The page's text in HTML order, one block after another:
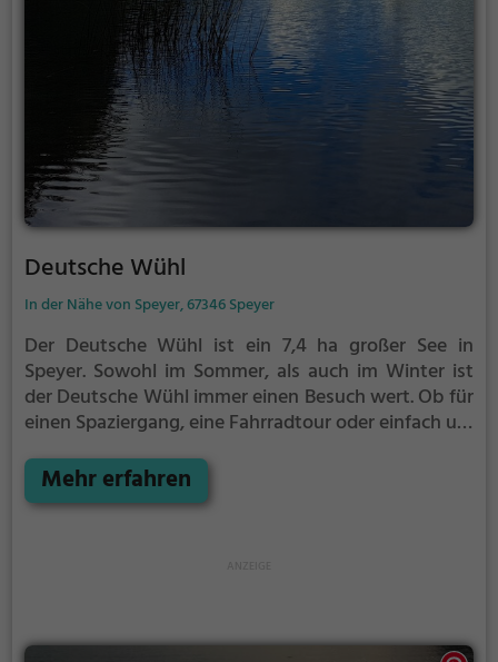
Deutsche Wühl
In der Nähe von Speyer, 67346 Speyer
Der Deutsche Wühl ist ein 7,4 ha großer See in
Speyer. Sowohl im Sommer, als auch im Winter ist
der Deutsche Wühl immer einen Besuch wert. Ob für
einen Spaziergang, eine Fahrradtour oder einfach um
zahlreiche Möglichkeiten für Freizeitaktivitäten.
Mehr erfahren